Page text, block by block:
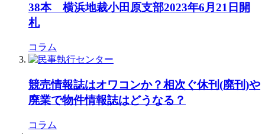
38本 横浜地裁小田原支部2023年6月21日開
札
コラム
競売情報誌はオワコンか？相次ぐ休刊(廃刊)や
廃業で物件情報誌はどうなる？
コラム